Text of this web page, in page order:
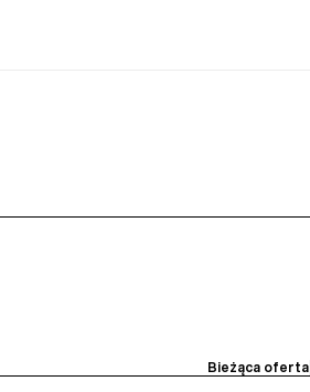
Bieżąca oferta